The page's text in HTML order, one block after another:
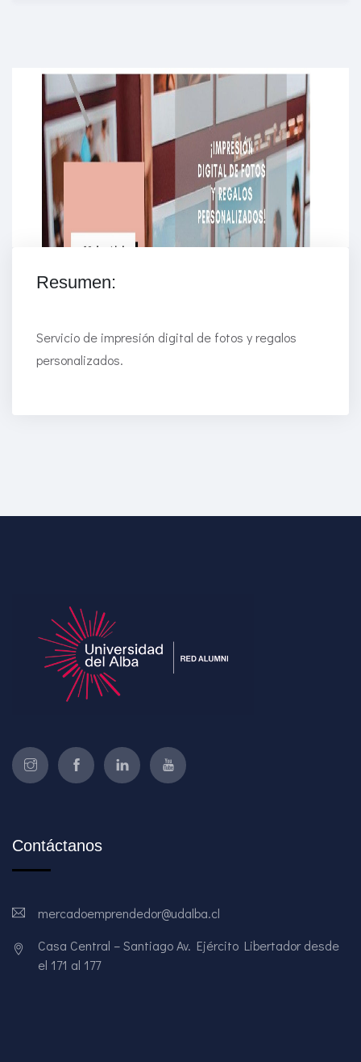
Get unlimited access to 2,000 of Educati’s top
courses for your team.
Join Now
Resumen:
Servicio de impresión digital de fotos y regalos
personalizados.
Contáctanos
mercadoemprendedor@udalba.cl
Casa Central – Santiago Av. Ejército Libertador desde
el 171 al 177